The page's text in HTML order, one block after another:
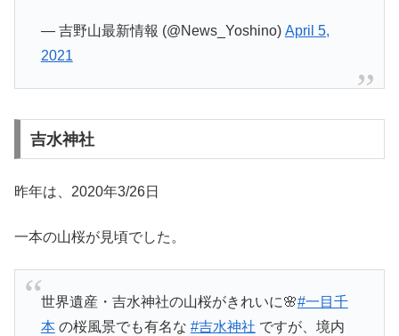
— 吉野山最新情報 (@News_Yoshino) April 5,
2021
吉水神社
昨年は、2020年3/26日
一本の山桜が見頃でした。
世界遺産・吉水神社の山桜がきれいに🌸#一目千
本の桜風景でも有名な #吉水神社 ですが、境内